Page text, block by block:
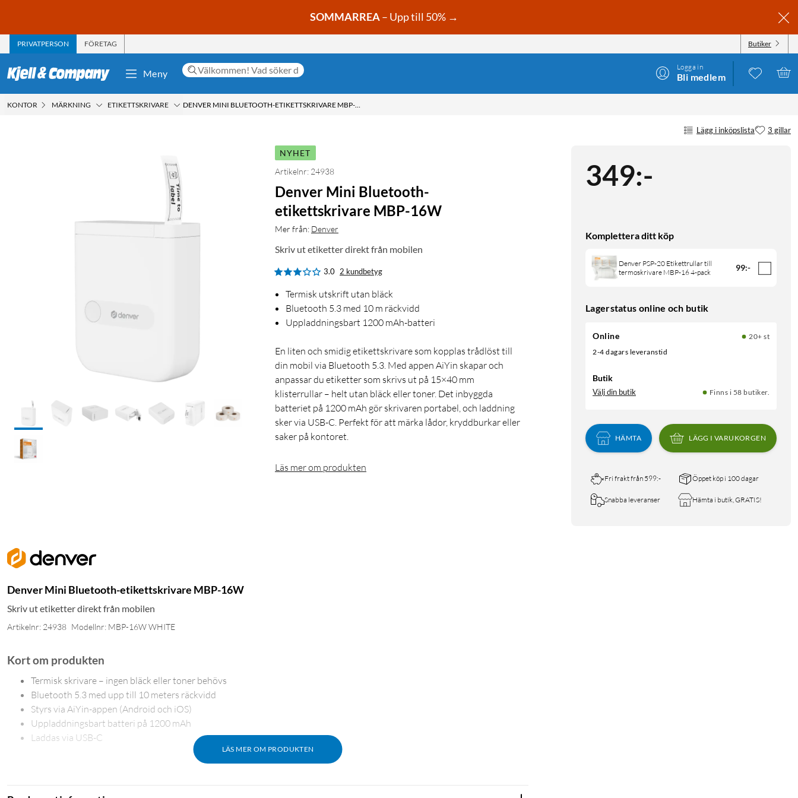
SOMMARREA– Upp till 50% →
PRIVATPERSON FÖRETAG Butiker
Meny
Logga in
Bli medlem
KONTOR MÄRKNING ETIKETTSKRIVARE DENVER MINI BLUETOOTH-ETIKETTSKRIVARE MBP-16W
Lägg i inköpslista 3 gillar
349:-
Komplettera ditt köp
Denver PSP-20 Etikettrullar till
termoskrivare MBP-16 4-pack
99:-
Lagerstatus online och butik
Online
20+ st
2-4 dagars leveranstid
Butik
Välj din butik Finns i 58 butiker.
HÄMTA LÄGG I VARUKORGEN
Fri frakt från 599:- Öppet köp i 100 dagar
Snabba leveranser Hämta i butik, GRATIS!
NYHET
Artikelnr: 24938
Denver Mini Bluetooth-
etikettskrivare MBP-16W
Mer från: Denver
Skriv ut etiketter direkt från mobilen
3.0 2 kundbetyg
Termisk utskrift utan bläck
Bluetooth 5.3 med 10 m räckvidd
Uppladdningsbart 1200 mAh-batteri
En liten och smidig etikettskrivare som kopplas trådlöst till
din mobil via Bluetooth 5.3. Med appen AiYin skapar och
anpassar du etiketter som skrivs ut på 15×40 mm
klisterrullar – helt utan bläck eller toner. Det inbyggda
batteriet på 1200 mAh gör skrivaren portabel, och laddning
sker via USB-C. Perfekt för att märka lådor, kryddburkar eller
saker på kontoret.
Läs mer om produkten
Denver Mini Bluetooth-etikettskrivare MBP-16W
Skriv ut etiketter direkt från mobilen
Artikelnr: 24938 Modellnr: MBP-16W WHITE
LÄS MER OM PRODUKTEN
Kort om produkten
Termisk skrivare – ingen bläck eller toner behövs
Bluetooth 5.3 med upp till 10 meters räckvidd
Styrs via AiYin-appen (Android och iOS)
Uppladdningsbart batteri på 1200 mAh
Laddas via USB-C